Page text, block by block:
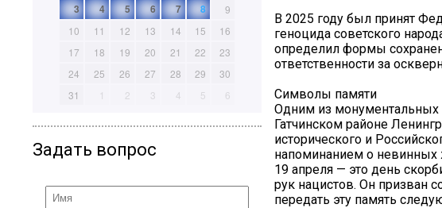
3
4 5 6 7 8
9
10
11 12 13 14 15
16
17
18 19 20 21 22
23
24
25 26 27 28 29
30
31
1 2 3 4 5 6
Задать вопрос
В 2025 году был принят
геноцида советского
определил формы
ответственности за
Символы памяти
Одним из
Гатчинском районе
исторического и
напоминанием о
19 апреля — это день
рук нацистов. Он призван
передать эту память